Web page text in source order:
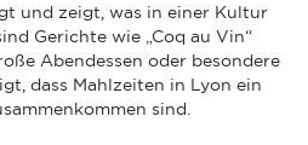
und zeigt, was in einer Kultur
Gerichte wie „Coq au Vin“
Abendessen oder besondere
dass Mahlzeiten in Lyon ein
sind.